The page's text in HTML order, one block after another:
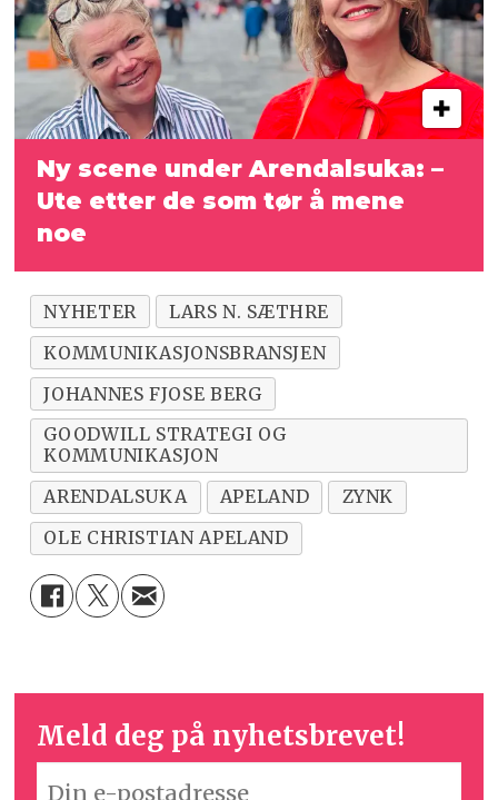
Ny scene under Arendalsuka:–
Ute etter de som tør å mene
noe
NYHETER
LARS N. SÆTHRE
KOMMUNIKASJONSBRANSJEN
JOHANNES FJOSE BERG
GOODWILL STRATEGI OG
KOMMUNIKASJON
ARENDALSUKA
APELAND
ZYNK
OLE CHRISTIAN APELAND
Meld deg på nyhetsbrevet!